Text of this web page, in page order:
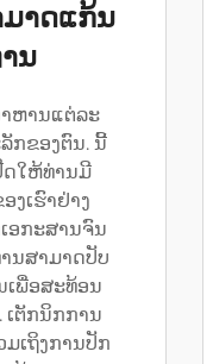
ມາດແກ້ນ
ນ
ຫານແຕ່ລະ
ກຂອງຕົນ. ນີ້
ດໃຫ້ທ່ານມີ
ງເຮົາຢ່າງ
ອກະສານຈົນ
ນສາມາດປັບ
ເພື່ອສະທ້ອນ
ຕັກນິກການ
ມເຖິງການປັກ